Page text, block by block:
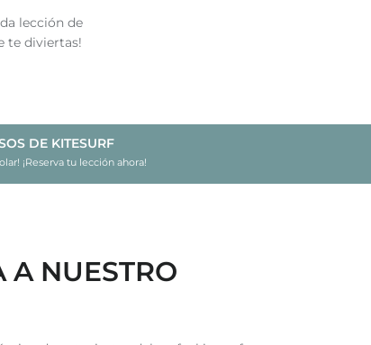
lección de
te diviertas!
DE KITESURF
¡Reserva tu lección ahora!
A NUESTRO